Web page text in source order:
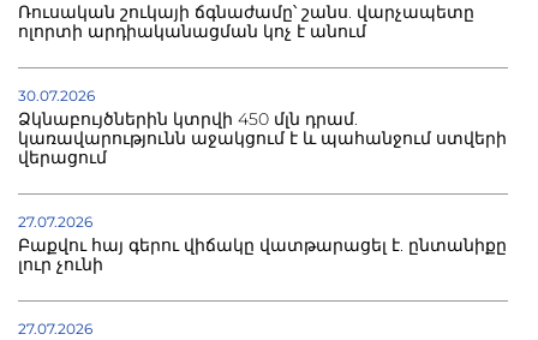
Ռուսական շուկայի ճգնաժամը՝ շանս. վարչապետը
ոլորտի արդիականացման կոչ է անում
30.07.2026
Ձկնաբույծներին կտրվի 450 մլն դրամ.
կառավարությունն աջակցում է և պահանջում ստվերի
վերացում
27.07.2026
Բաքվու հայ գերու վիճակը վատթարացել է. ընտանիքը
լուր չունի
27.07.2026